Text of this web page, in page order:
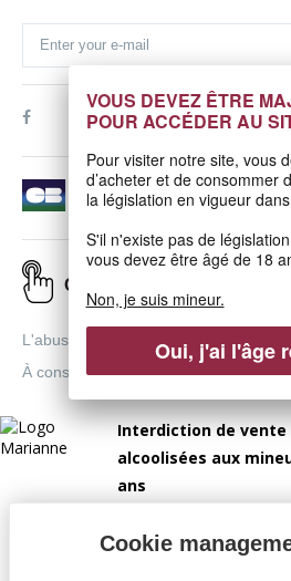
Click & Collect
L'abus d'alcool est dangereux pour la
À consommer avec modération.
Interdiction de vente
alcoolisées aux
ans
la preuve de majorité
de la vente en ligne.
CODE DE LA SANTÉ
VOUS DEVEZ ÊTRE
POUR ACCÉDER AU
Pour visiter notre site, vous
d’acheter et de consommer
la législation en vigueur
S'il n'existe pas de
vous devez être âgé de 18
Non, je suis mineur.
Oui, j'ai l'âge